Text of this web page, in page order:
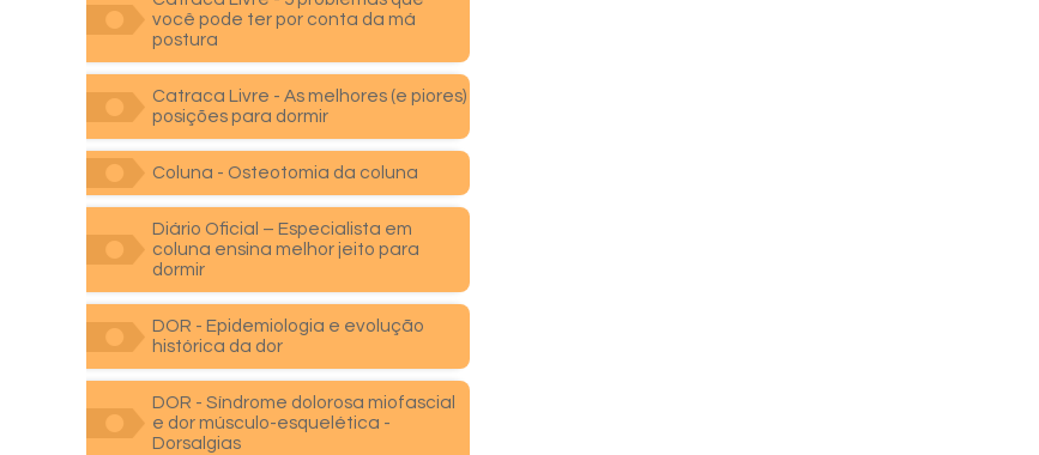
você pode ter por conta da má
postura
Catraca Livre - As melhores (e piores)
posições para dormir
Coluna - Osteotomia da coluna
Diário Oficial – Especialista em
coluna ensina melhor jeito para
dormir
DOR - Epidemiologia e evolução
histórica da dor
DOR - Síndrome dolorosa miofascial
e dor músculo-esquelética -
Dorsalgias